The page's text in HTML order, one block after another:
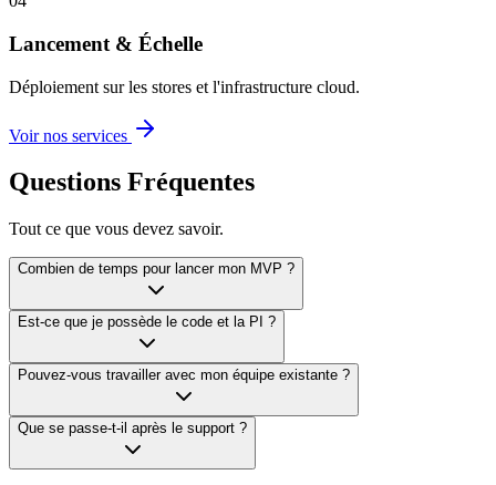
Lancement & Échelle
Déploiement sur les stores et l'infrastructure cloud.
Voir nos services
Questions Fréquentes
Tout ce que vous devez savoir.
Combien de temps pour lancer mon MVP ?
Est-ce que je possède le code et la PI ?
Pouvez-vous travailler avec mon équipe existante ?
Que se passe-t-il après le support ?